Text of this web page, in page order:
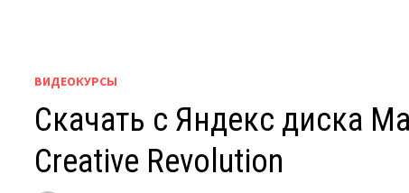
ВИДЕОКУРСЫ
Скачать с Яндекс диска
Creative Revolution